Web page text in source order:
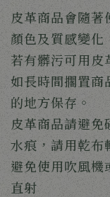
皮革商品會隨著
顏色及質感變化
若有髒污可用皮
如長時間擱置商
的地方保存。
皮革商品請避
水痕，請用乾布
避免使用吹風機
直射